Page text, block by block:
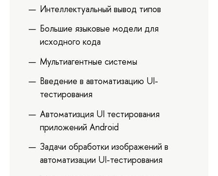
Интеллектуальный вывод типов
Большие языковые модели для
исходного кода
Мультиагентные системы
Введение в автоматизацию UI-
тестирования
Автоматизция UI тестирования
приложений Android
Задачи обработки изображений в
автоматизации UI-тестирования